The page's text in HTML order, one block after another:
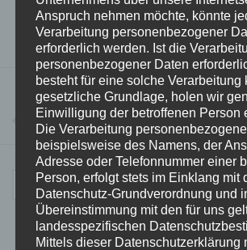
NÄCHSTER BEITRAG
Auslosung für das 15. Unstrut-Hainich-
24.02.2017 in Bad
VORHERIGER BEITRAG
15. Unstrut-Hainich-Tanzturnier findet am
in Bad Tennstedt statt.
Suchen
nach:
Anspruch nehmen möchte, könnte
Verarbeitung personenbezogener
erforderlich werden. Ist die
personenbezogener Daten
besteht für eine solche Verarbeitung
gesetzliche Grundlage, holen wir
Einwilligung der betroffenen Person
Die Verarbeitung
beispielsweise des Namens, der
Adresse oder Telefonnummer einer
Person, erfolgt stets im Einklang mit
Datenschutz-Grundverordnung und
Übereinstimmung mit den für uns
landesspezifischen
Mittels dieser Datenschutzerklärung